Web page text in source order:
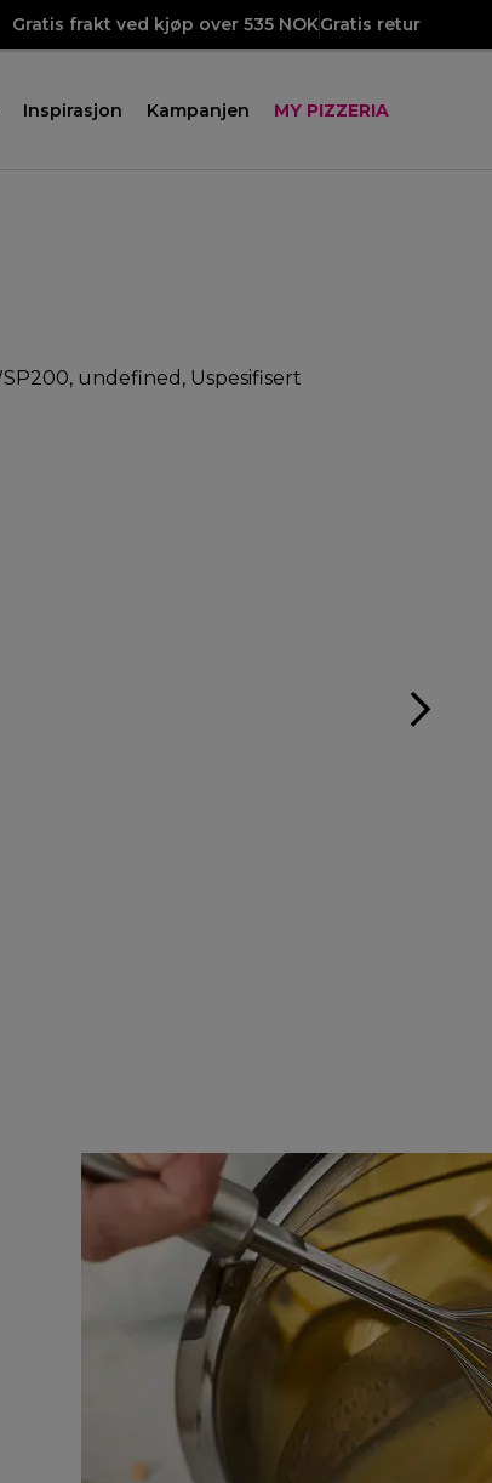
Gratis frakt ved kjøp over 535 NOKGratis retur
Inspirasjon Kampanjen MY PIZZERIA